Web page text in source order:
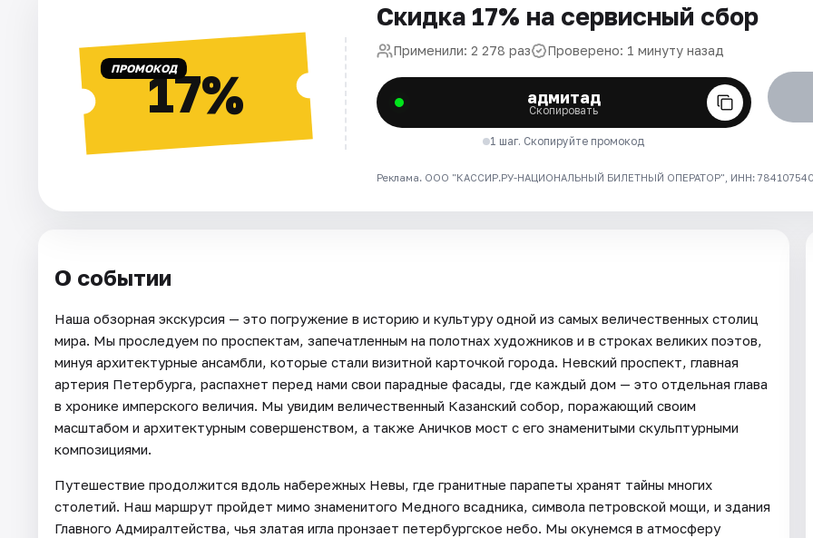
ПРОМОКОД17%
Скидка 17% на сервисный сбор
Применили: 2 278 раз Проверено: 1 минуту назад
адмитад
Скопировать
1 шаг. Скопируйте промокод
Реклама. ООО "КАССИР.РУ-НАЦИОНАЛЬНЫЙ БИЛЕТНЫЙ ОПЕРАТОР", ИНН: 7841075409
О событии
Наша обзорная экскурсия — это погружение в историю и культуру одной из самых величественных столиц
мира. Мы проследуем по проспектам, запечатленным на полотнах художников и в строках великих поэтов,
минуя архитектурные ансамбли, которые стали визитной карточкой города. Невский проспект, главная
артерия Петербурга, распахнет перед нами свои парадные фасады, где каждый дом — это отдельная глава
в хронике имперского величия. Мы увидим величественный Казанский собор, поражающий своим
масштабом и архитектурным совершенством, а также Аничков мост с его знаменитыми скульптурными
композициями.
Путешествие продолжится вдоль набережных Невы, где гранитные парапеты хранят тайны многих
столетий. Наш маршрут пройдет мимо знаменитого Медного всадника, символа петровской мощи, и здания
Главного Адмиралтейства, чья златая игла пронзает петербургское небо. Мы окунемся в атмосферу